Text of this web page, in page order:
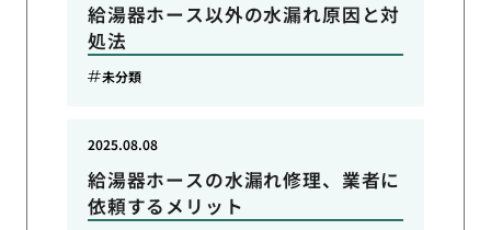
給湯器ホース以外の水漏れ原因と対
処法
未分類
給湯器ホースの水漏れ修理、業者に
依頼するメリット
2025.08.08